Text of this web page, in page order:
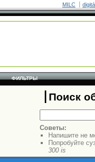
MILC
ФИЛЬТРЫ
Поиск
Советы:
Напишите не
Попробуйте
300 is